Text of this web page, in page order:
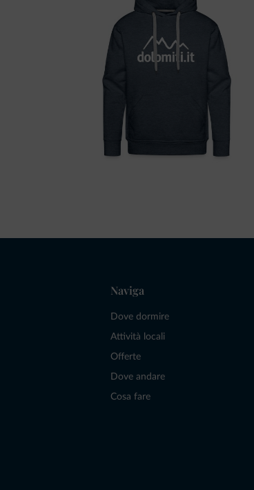
Naviga
Dove dormire
Attività locali
Offerte
Dove andare
Cosa fare